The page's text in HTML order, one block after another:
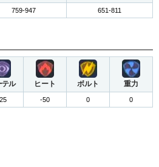
759-947 651-811
テル ヒート ボルト 重力
-50 0 0